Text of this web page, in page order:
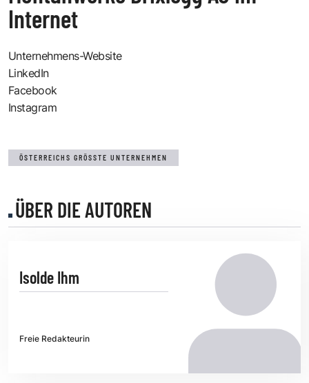
Internet
Unternehmens-Website
LinkedIn
Facebook
Instagram
ÖSTERREICHS GRÖSSTE UNTERNEHMEN
ÜBER DIE AUTOREN
Isolde Ihm
Freie Redakteurin